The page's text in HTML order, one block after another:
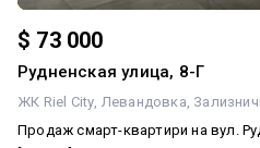
$ 73 000
Рудненская улица, 8-Г
ЖК Riel City Левандовка
Продаж смарт-квартири на вул.